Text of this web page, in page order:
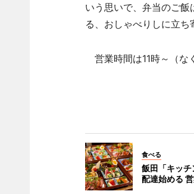
いう思いで、弁当のご
る、おしゃべりしに立ち
営業時間は11時～（な
食べる
飯田「キッ
配達始める